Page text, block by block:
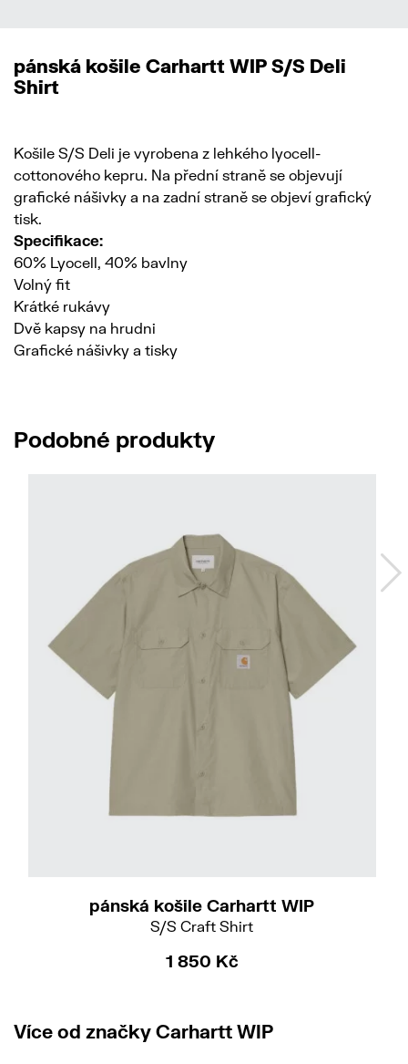
pánská košile Carhartt WIP S/S Deli
Shirt
Košile S/S Deli je vyrobena z lehkého lyocell-
cottonového kepru. Na přední straně se objevují
grafické nášivky a na zadní straně se objeví grafický
tisk.
Specifikace:
60% Lyocell, 40% bavlny
Volný fit
Krátké rukávy
Dvě kapsy na hrudni
Grafické nášivky a tisky
Podobné produkty
pánská košile Carhartt WIP
S/S Craft Shirt
1 850 Kč
Více od značky Carhartt WIP